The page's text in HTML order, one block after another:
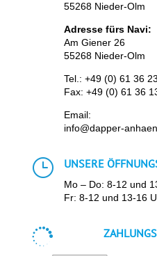
55268 Nieder-Olm
Adresse fürs Navi:
Am Giener 26
55268 Nieder-Olm
Tel.: +49 (0) 61 36
Fax: +49 (0) 61 36
Email:
info@dapper-
} UNSERE
Mo – Do: 8-12 und
Fr: 8-12 und 13-16
